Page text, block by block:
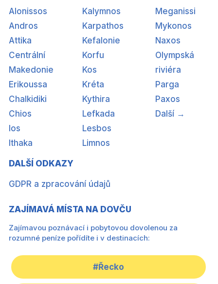
Alonissos
Andros
Attika
Centrální
Makedonie
Erikoussa
Chalkidiki
Chios
Ios
Ithaka
Kalymnos
Karpathos
Kefalonie
Korfu
Kos
Kréta
Kythira
Lefkada
Lesbos
Limnos
Meganissi
Mykonos
Naxos
Olympská
riviéra
Parga
Paxos
Další →
DALŠÍ ODKAZY
GDPR a zpracování údajů
ZAJÍMAVÁ MÍSTA NA DOVČU
Zajímavou poznávací i pobytovou dovolenou za
rozumné peníze pořídíte i v destinacích:
#Řecko